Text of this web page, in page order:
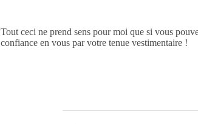
Tout ceci ne prend sens pour moi que si vous
confiance en vous par votre tenue vestimentaire !